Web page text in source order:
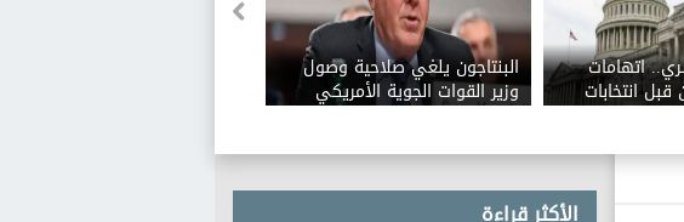
اتهامات
قبل انتخابات
البنتاجون يلغي صلاحية وصول
وزير القوات الجوية الأمريكي
السابق إلى المعلومات السرية
الأكثر قراءة